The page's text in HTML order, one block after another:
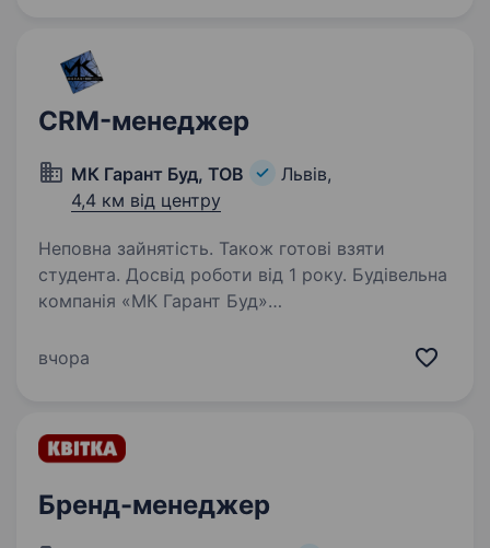
CRM-менеджер
МК Гарант Буд, ТОВ
Львів,
4,4 км від центру
Неповна зайнятість. Також готові взяти
студента. Досвід роботи від 1 року. Будівельна
компанія «МК Гарант Буд»
CRM-менеджера. Обов’язки: ведення сайту,
вчора
Бренд-менеджер